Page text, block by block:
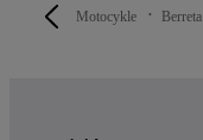
Motocykle Berreta